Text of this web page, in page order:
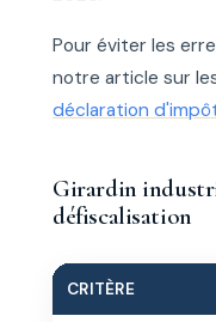
Pour éviter les
notre article sur
déclaration
Girardin
défiscalisation
CRITÈRE